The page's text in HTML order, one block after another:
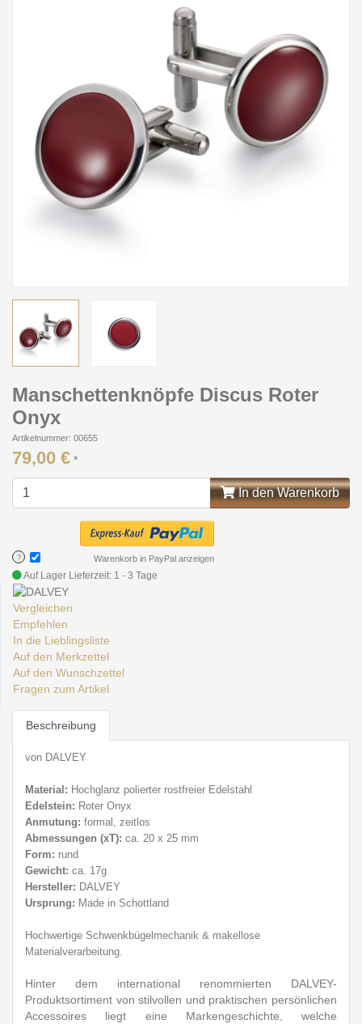
Manschettenknöpfe Discus Roter
Onyx
Artikelnummer: 00655
79,00 € *
In den Warenkorb
? Warenkorb in PayPal anzeigen
Auf Lager Lieferzeit: 1 - 3 Tage
Vergleichen
Empfehlen
In die Lieblingsliste
Auf den Merkzettel
Auf den Wunschzettel
Fragen zum Artikel
Beschreibung
von DALVEY
Material: Hochglanz polierter rostfreier Edelstahl
Edelstein: Roter Onyx
Anmutung: formal, zeitlos
Abmessungen (xT): ca. 20 x 25 mm
Form: rund
Gewicht: ca. 17g
Hersteller: DALVEY
Ursprung: Made in Schottland
Hochwertige Schwenkbügelmechanik & makellose
Materialverarbeitung.
Hinter dem international renommierten DALVEY-
Produktsortiment von stilvollen und praktischen persönlichen
Accessoires liegt eine Markengeschichte, welche